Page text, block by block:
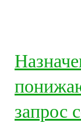
запрос